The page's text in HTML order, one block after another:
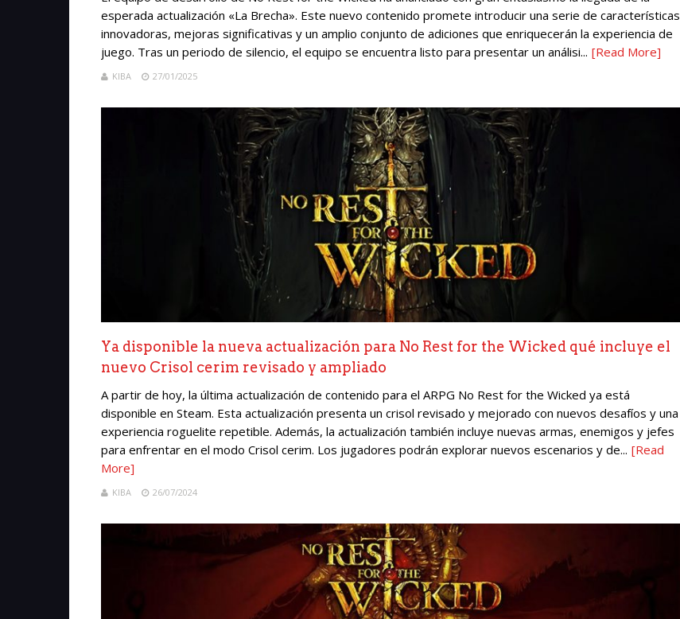
esperada actualización «La Brecha». Este nuevo contenido promete introducir una serie de características
innovadoras, mejoras significativas y un amplio conjunto de adiciones que enriquecerán la experiencia de
juego. Tras un periodo de silencio, el equipo se encuentra listo para presentar un análisi... [Read More]
KIBA 27/01/2025
Ya disponible la nueva actualización para No Rest for the Wicked qué incluye el
nuevo Crisol cerim revisado y ampliado
A partir de hoy, la última actualización de contenido para el ARPG No Rest for the Wicked ya está
disponible en Steam. Esta actualización presenta un crisol revisado y mejorado con nuevos desafíos y una
experiencia roguelite repetible. Además, la actualización también incluye nuevas armas, enemigos y jefes
para enfrentar en el modo Crisol cerim. Los jugadores podrán explorar nuevos escenarios y de... [Read
More]
KIBA 26/07/2024